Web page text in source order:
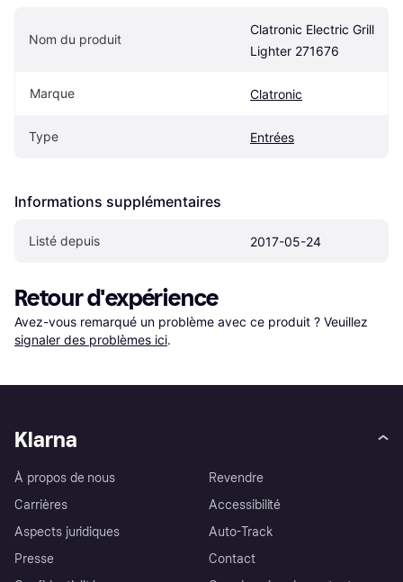
Nom du produit
Clatronic Electric Grill
Lighter 271676
Marque Clatronic
Type Entrées
Informations supplémentaires
Listé depuis 2017-05-24
Retour d'expérience
Avez-vous remarqué un problème avec ce produit ? Veuillez
signaler des problèmes ici.
Klarna
À propos de nous
Carrières
Aspects juridiques
Presse
Revendre
Accessibilité
Auto-Track
Contact